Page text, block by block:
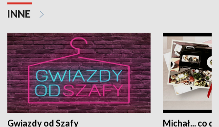
INNE
Gwiazdy od Szafy Michał... co